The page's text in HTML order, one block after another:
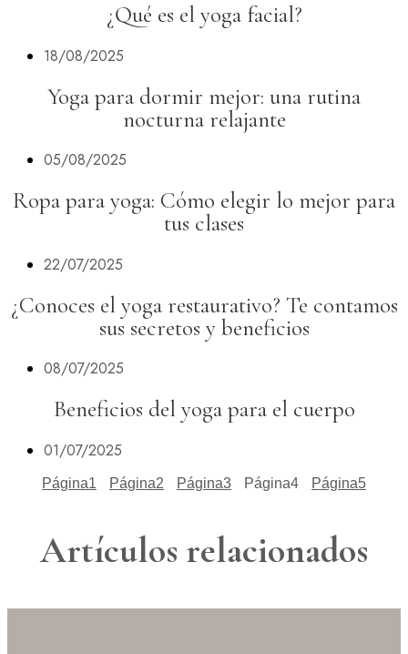
¿Qué es el yoga facial?
18/08/2025
Yoga para dormir mejor: una rutina
nocturna relajante
05/08/2025
Ropa para yoga: Cómo elegir lo mejor para
tus clases
22/07/2025
¿Conoces el yoga restaurativo? Te contamos
sus secretos y beneficios
08/07/2025
Beneficios del yoga para el cuerpo
01/07/2025
Página1 Página2 Página3 Página4 Página5
Artículos relacionados